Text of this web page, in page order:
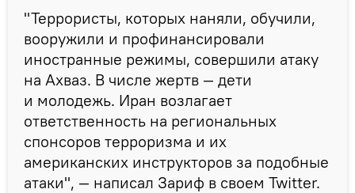
"Террористы, которых наняли, обучили,
вооружили и профинансировали
иностранные режимы, совершили атаку
на Ахваз. В числе жертв — дети
и молодежь. Иран возлагает
ответственность на региональных
спонсоров терроризма и их
американских инструкторов за подобные
атаки", — написал Зариф в своем Twitter.